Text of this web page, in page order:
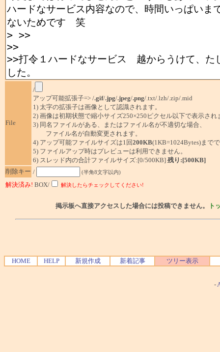
File
/
アップ可能拡張子=> /.gif/.jpg/.jpeg/.png/.txt/.lzh/.zip/.mid
1) 太字の拡張子は画像として認識されます。
2) 画像は初期状態で縮小サイズ250×250ピクセル以下で表示され
3) 同名ファイルがある、またはファイル名が不適切な場合、
ファイル名が自動変更されます。
4) アップ可能ファイルサイズは1回200KB(1KB=1024Bytes)まで
5) ファイルアップ時はプレビューは利用できません。
6) スレッド内の合計ファイルサイズ:[0/500KB] 残り:[500KB]
削除キー / (半角8文字以内)
解決済み! BOX/ 解決したらチェックしてください!
掲示板へ直接アクセスした場合には投稿できません。 ト
HOME HELP 新規作成 新着記事 ツリー表示
-